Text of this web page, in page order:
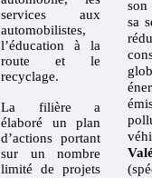
services aux
automobilistes,
l’éducation à la
route et le
recyclage.
La filière a
élaboré un plan
d’actions portant
sur un nombre
limité de projets
sa